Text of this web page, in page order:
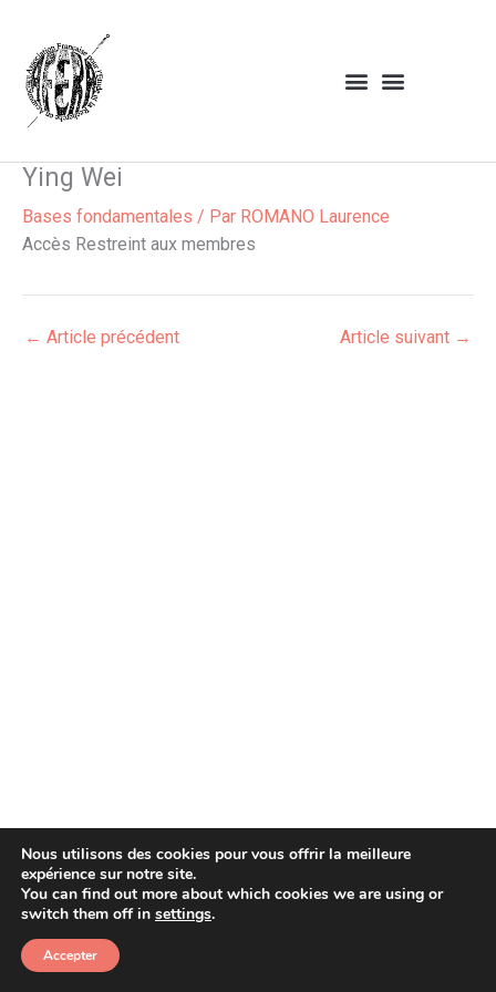
contenu
Ying Wei
Bases fondamentales / Par ROMANO Laurence
Accès Restreint aux membres
← Article précédent Article suivant →
Copyright © 2026 Afera
Nous utilisons des cookies pour vous offrir la meilleure
expérience sur notre site.
You can find out more about which cookies we are using or
switch them off in settings.
Accepter